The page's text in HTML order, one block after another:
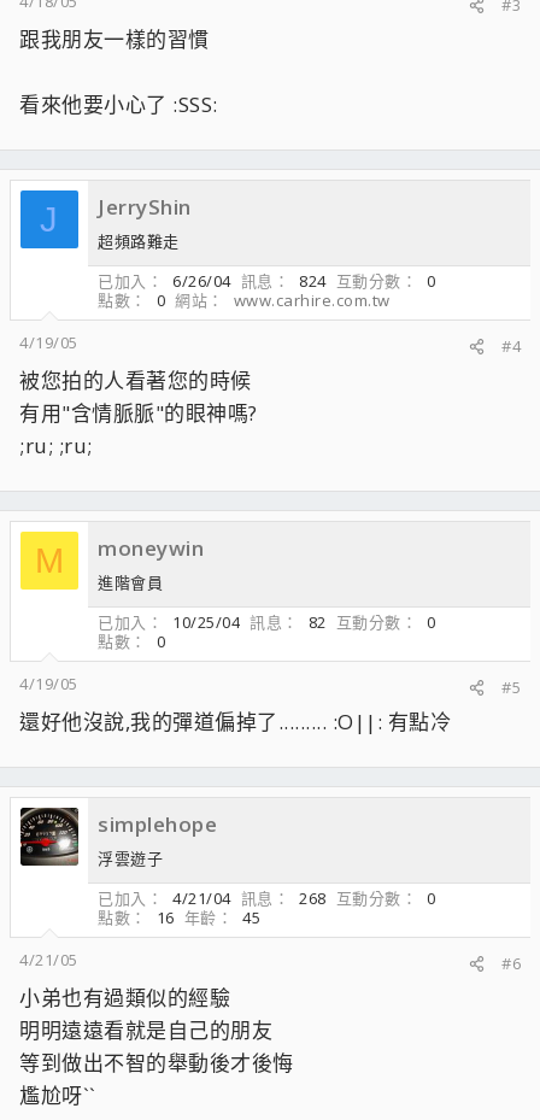
#3
跟我朋友一樣的習慣
看來他要小心了 :SSS:
J JerryShin
超頻路難走
已加入
6/26/04 訊息 824 互動分數
0
點數
0 網站
www.carhire.com.tw
4/19/05
#4
被您拍的人看著您的時候
有用"含情脈脈"的眼神嗎?
;ru; ;ru;
M moneywin
進階會員
已加入
10/25/04 訊息 82 互動分數
0
點數
0
4/19/05
#5
還好他沒說,我的彈道偏掉了......... :O||: 有點冷
simplehope
浮雲遊子
已加入
4/21/04 訊息 268 互動分數
0
點數
16 年齡
45
4/21/05
#6
小弟也有過類似的經驗
明明遠遠看就是自己的朋友
等到做出不智的舉動後才後悔
尷尬呀``